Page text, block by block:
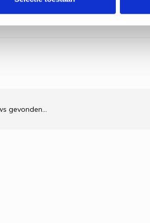
gevonden...